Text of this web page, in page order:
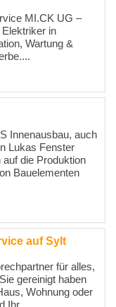
MI.CK UG –
in
Wartung &
Innenausbau, auch
Lukas Fenster
auf die Produktion
Bauelementen
auf Sylt
für alles,
gereinigt haben
Wohnung oder